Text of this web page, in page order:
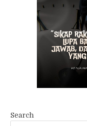
Search